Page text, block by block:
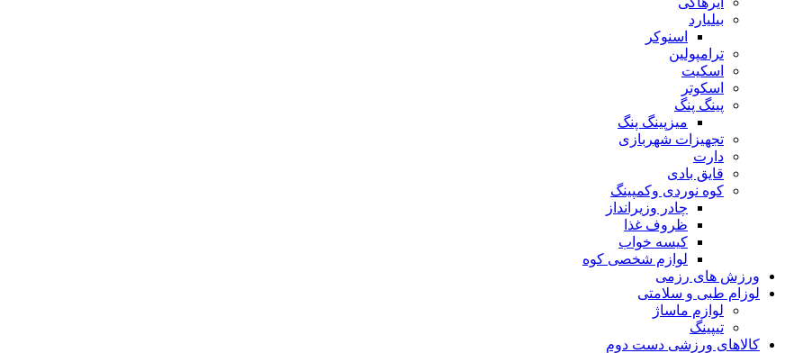
بیلیارد
اسنوکر
ترامپولین
اسکیت
اسکوتر
پینگ پنگ
میزپینگ پنگ
تجهیزات شهربازی
دارت
قایق بادی
کوه نوردی وکمپینگ
چادر وزیرانداز
ظروف غذا
کیسه خواب
لوازم شخصی کوه
ورزش های رزمی
لوزام طبی و سلامتی
لوازم ماساژ
تیپینگ
کالاهای ورزشی دست دوم